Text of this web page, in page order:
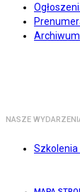
Archiwum
NASZE